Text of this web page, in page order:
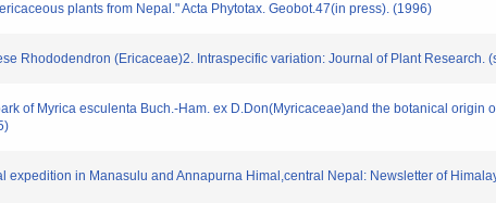
plants from Nepal." Acta Phytotax. Geobot.47(in press). (1996)
Rhododendron (Ericaceae)2. Intraspecific variation: Journal of Plant Research.
of Myrica esculenta Buch.-Ham. ex D.Don(Myricaceae)and the botanical origin
in Manasulu and Annapurna Himal,central Nepal: Newsletter of